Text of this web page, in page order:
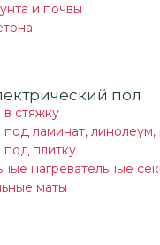
и почвы
пол
стяжку
ламинат, линолеум,
плитку
нагревательные
маты